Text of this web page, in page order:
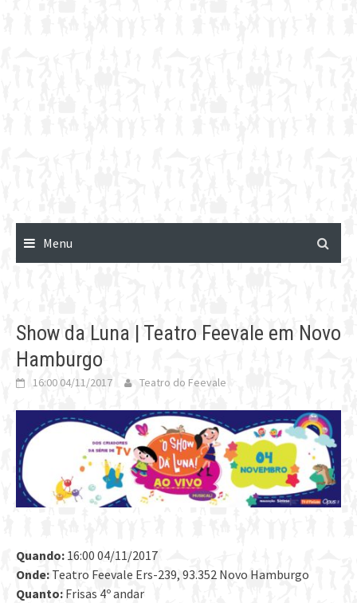
Menu
Show da Luna | Teatro Feevale em Novo
Hamburgo
16:00 04/11/2017 Teatro do Feevale
Quando: 16:00 04/11/2017
Onde: Teatro Feevale Ers-239, 93.352 Novo Hamburgo
Quanto: Frisas 4º andar